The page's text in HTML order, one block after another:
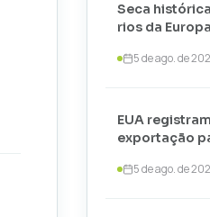
Seca
rios da
5 de ago. de
EUA
exportação
5 de ago. de